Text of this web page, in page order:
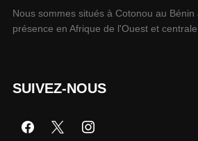
Nous sommes situés à Cotonou au
présence en Afrique de l'Ouest et centrale.
SUIVEZ-NOUS